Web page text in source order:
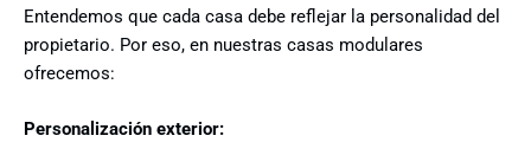
Entendemos que cada casa debe reflejar la personalidad del
propietario. Por eso, en nuestras casas modulares
ofrecemos:
Personalización exterior: